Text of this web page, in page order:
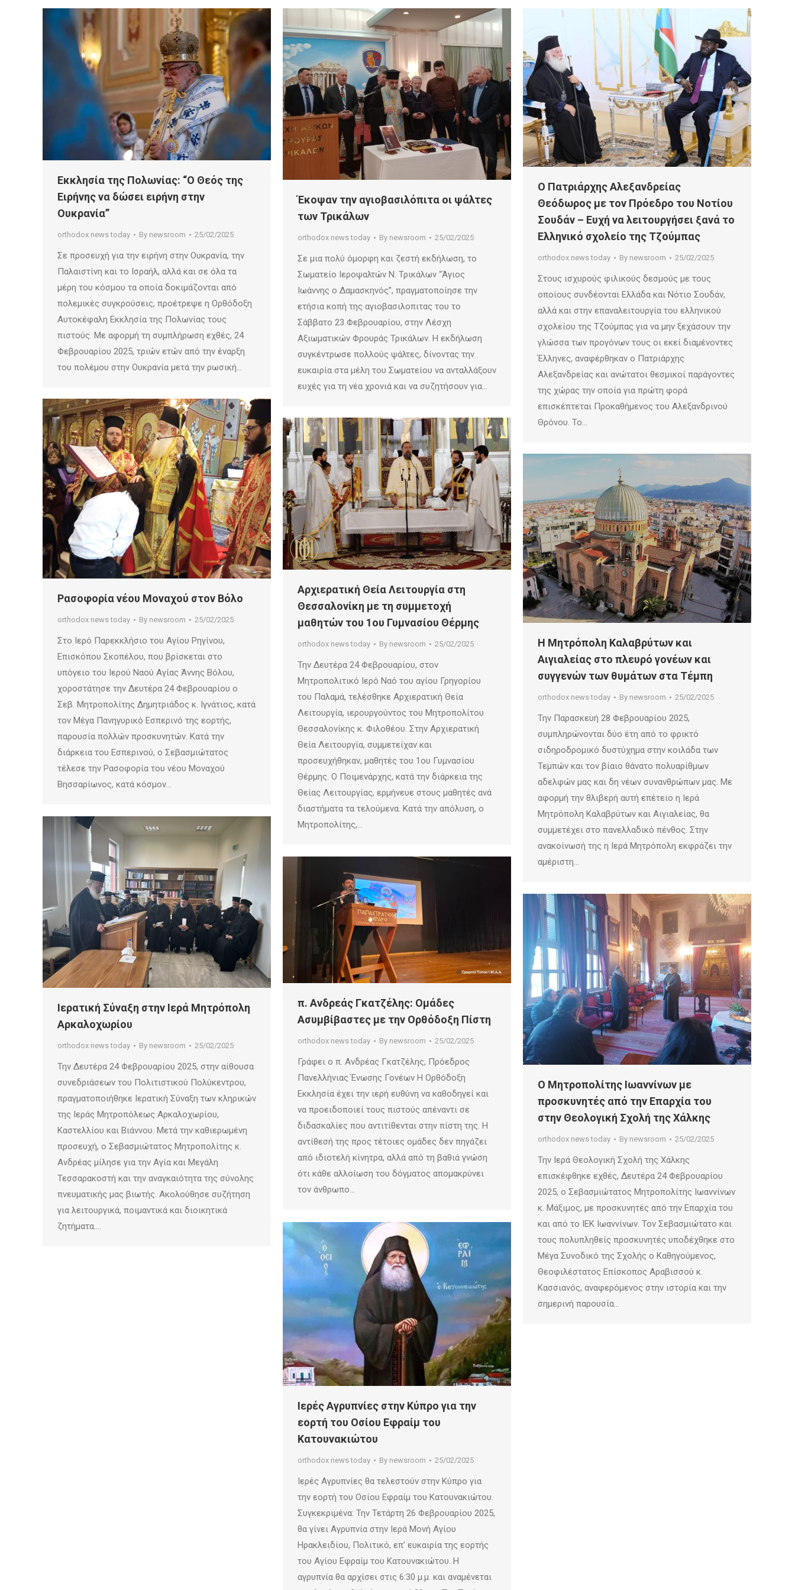
Εκκλησία της Πολωνίας: “Ο Θεός της
Ειρήνης να δώσει ειρήνη στην
Ουκρανία”
orthodox news today By newsroom 25/02/2025
Σε προσευχή για την ειρήνη στην Ουκρανία, την
Παλαιστίνη και το Ισραήλ, αλλά και σε όλα τα
μέρη του κόσμου τα οποία δοκιμάζονται από
πολεμικές συγκρούσεις, προέτρεψε η Ορθόδοξη
Αυτοκέφαλη Εκκλησία της Πολωνίας τους
πιστούς. Με αφορμή τη συμπλήρωση εχθές, 24
Φεβρουαρίου 2025, τριών ετών από την έναρξη
του πολέμου στην Ουκρανία μετά την ρωσική…
Έκοψαν την αγιοβασιλόπιτα οι ψάλτες
των Τρικάλων
orthodox news today By newsroom 25/02/2025
Σε μια πολύ όμορφη και ζεστή εκδήλωση, το
Σωματείο Ιεροψαλτών Ν. Τρικάλων “Άγιος
Ιωάννης ο Δαμασκηνός”, πραγματοποίησε την
ετήσια κοπή της αγιοβασιλοπιτας του το
Σάββατο 23 Φεβρουαρίου, στην Λέσχη
Αξιωματικών Φρουράς Τρικάλων. Η εκδήλωση
συγκέντρωσε πολλούς ψάλτες, δίνοντας την
ευκαιρία στα μέλη του Σωματείου να ανταλλάξουν
ευχές για τη νέα χρονιά και να συζητήσουν για…
Ο Πατριάρχης Αλεξανδρείας
Θεόδωρος με τον Πρόεδρο του Νοτίου
Σουδάν – Ευχή να λειτουργήσει ξανά το
Ελληνικό σχολείο της Τζούμπας
orthodox news today By newsroom 25/02/2025
Στους ισχυρούς φιλικούς δεσμούς με τους
οποίους συνδέονται Ελλάδα και Νότιο Σουδάν,
αλλά και στην επαναλειτουργία του ελληνικού
σχολείου της Τζούμπας για να μην ξεχάσουν την
γλώσσα των προγόνων τους οι εκεί διαμένοντες
Έλληνες, αναφέρθηκαν ο Πατριάρχης
Αλεξανδρείας και ανώτατοι θεσμικοί παράγοντες
της χώρας την οποία για πρώτη φορά
επισκέπτεται Προκαθήμενος του Αλεξανδρινού
Θρόνου. Το…
Ρασοφορία νέου Μοναχού στον Βόλο
orthodox news today By newsroom 25/02/2025
Στο Ιερό Παρεκκλήσιο του Αγίου Ρηγίνου,
Επισκόπου Σκοπέλου, που βρίσκεται στο
υπόγειο του Ιερού Ναού Αγίας Άννης Βόλου,
χοροστάτησε την Δευτέρα 24 Φεβρουαρίου ο
Σεβ. Μητροπολίτης Δημητριάδος κ. Ιγνάτιος, κατά
τον Μέγα Πανηγυρικό Εσπερινό της εορτής,
παρουσία πολλών προσκυνητών. Κατά την
διάρκεια του Εσπερινού, ο Σεβασμιώτατος
τέλεσε την Ρασοφορία του νέου Μοναχού
Βησσαρίωνος, κατά κόσμον…
Αρχιερατική Θεία Λειτουργία στη
Θεσσαλονίκη με τη συμμετοχή
μαθητών του 1ου Γυμνασίου Θέρμης
orthodox news today By newsroom 25/02/2025
Την Δευτέρα 24 Φεβρουαρίου, στον
Μητροπολιτικό Ιερό Ναό του αγίου Γρηγορίου
του Παλαμά, τελέσθηκε Αρχιερατική Θεία
Λειτουργία, ιερουργούντος του Μητροπολίτου
Θεσσαλονίκης κ. Φιλοθέου. Στην Αρχιερατική
Θεία Λειτουργία, συμμετείχαν και
προσευχήθηκαν, μαθητές του 1ου Γυμνασίου
Θέρμης. Ο Ποιμενάρχης, κατά την διάρκεια της
Θείας Λειτουργίας, ερμήνευε στους μαθητές ανά
διαστήματα τα τελούμενα. Κατά την απόλυση, ο
Μητροπολίτης,…
Η Μητρόπολη Καλαβρύτων και
Αιγιαλείας στο πλευρό γονέων και
συγγενών των θυμάτων στα Τέμπη
orthodox news today By newsroom 25/02/2025
Την Παρασκευή 28 Φεβρουαρίου 2025,
συμπληρώνονται δύο έτη από το φρικτό
σιδηροδρομικό δυστύχημα στην κοιλάδα των
Τεμπών και τον βίαιο θάνατο πολυαρίθμων
αδελφών μας και δη νέων συνανθρώπων μας. Με
αφορμή την θλιβερή αυτή επέτειο η Ιερά
Μητρόπολη Καλαβρύτων και Αιγιαλείας, θα
συμμετέχει στο πανελλαδικό πένθος. Στην
ανακοίνωσή της η Ιερά Μητρόπολη εκφράζει την
αμέριστη…
Ιερατική Σύναξη στην Ιερά Μητρόπολη
Αρκαλοχωρίου
orthodox news today By newsroom 25/02/2025
Την Δευτέρα 24 Φεβρουαρίου 2025, στην αίθουσα
συνεδριάσεων του Πολιτιστικού Πολύκεντρου,
πραγματοποιήθηκε Ιερατική Σύναξη των κληρικών
της Ιεράς Μητροπόλεως Αρκαλοχωρίου,
Καστελλίου και Βιάννου. Μετά την καθιερωμένη
προσευχή, ο Σεβασμιώτατος Μητροπολίτης κ.
Ανδρέας μίλησε για την Αγία και Μεγάλη
Τεσσαρακοστή και την αναγκαιότητα της σύνολης
πνευματικής μας βιωτής. Ακολούθησε συζήτηση
για λειτουργικά, ποιμαντικά και διοικητικά
ζητήματα.…
π. Ανδρεάς Γκατζέλης: Ομάδες
Ασυμβίβαστες με την Ορθόδοξη Πίστη
orthodox news today By newsroom 25/02/2025
Γράφει ο π. Ανδρέας Γκατζέλης, Πρόεδρος
Πανελλήνιας Ένωσης Γονέων Η Ορθόδοξη
Εκκλησία έχει την ιερή ευθύνη να καθοδηγεί και
να προειδοποιεί τους πιστούς απέναντι σε
διδασκαλίες που αντιτίθενται στην πίστη της. Η
αντίθεσή της προς τέτοιες ομάδες δεν πηγάζει
από ιδιοτελή κίνητρα, αλλά από τη βαθιά γνώση
ότι κάθε αλλοίωση του δόγματος απομακρύνει
τον άνθρωπο…
Ο Μητροπολίτης Ιωαννίνων με
προσκυνητές από την Επαρχία του
στην Θεολογική Σχολή της Χάλκης
orthodox news today By newsroom 25/02/2025
Την Ιερά Θεολογική Σχολή της Χάλκης
επισκέφθηκε εχθές, Δευτέρα 24 Φεβρουαρίου
2025, ο Σεβασμιώτατος Μητροπολίτης Ιωαννίνων
κ. Μάξιμος, με προσκυνητές από την Επαρχία του
και από το ΙΕΚ Ιωαννίνων. Τον Σεβασμιώτατο και
τους πολυπληθείς προσκυνητές υποδέχθηκε στο
Μέγα Συνοδικό της Σχολής ο Καθηγούμενος,
Θεοφιλέστατος Επίσκοπος Αραβισσού κ.
Κασσιανός, αναφερόμενος στην ιστορία και την
σημερινή παρουσία…
Ιερές Αγρυπνίες στην Κύπρο για την
εορτή του Οσίου Εφραίμ του
Κατουνακιώτου
orthodox news today By newsroom 25/02/2025
Ιερές Αγρυπνίες θα τελεστούν στην Κύπρο για
την εορτή του Οσίου Εφραίμ του Κατουνακιώτου.
Συγκεκριμένα: Την Τετάρτη 26 Φεβρουαρίου 2025,
θα γίνει Αγρυπνία στην Ιερά Μονή Αγίου
Ηρακλειδίου, Πολιτικό, επ’ ευκαιρία της εορτής
του Αγίου Εφραίμ του Κατουνακιώτου. Η
αγρυπνία θα αρχίσει στις 6:30 μ.μ. και αναμένεται